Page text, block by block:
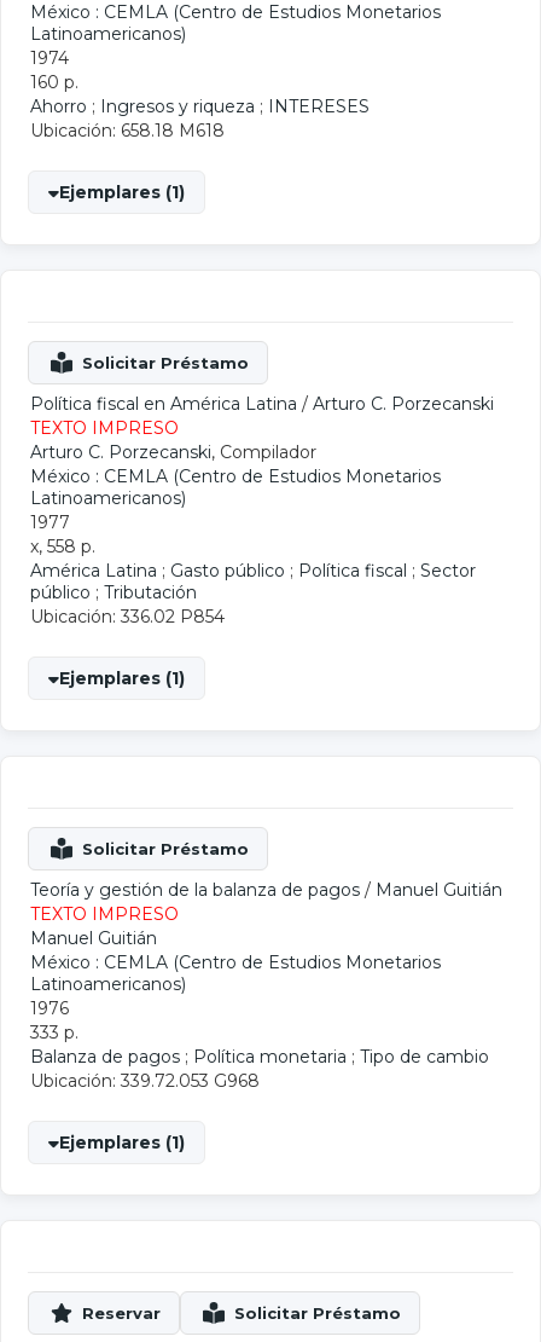
México : CEMLA (Centro de Estudios Monetarios
Latinoamericanos)
1974
160 p.
Ahorro ; Ingresos y riqueza ; INTERESES
Ubicación: 658.18 M618
Ejemplares (1)
Política fiscal en América Latina / Arturo C. Porzecanski
TEXTO IMPRESO
Arturo C. Porzecanski, Compilador
México : CEMLA (Centro de Estudios Monetarios
Latinoamericanos)
1977
x, 558 p.
América Latina ; Gasto público ; Política fiscal ; Sector
público ; Tributación
Ubicación: 336.02 P854
Ejemplares (1)
Teoría y gestión de la balanza de pagos / Manuel Guitián
TEXTO IMPRESO
Manuel Guitián
México : CEMLA (Centro de Estudios Monetarios
Latinoamericanos)
1976
333 p.
Balanza de pagos ; Política monetaria ; Tipo de cambio
Ubicación: 339.72.053 G968
Ejemplares (1)